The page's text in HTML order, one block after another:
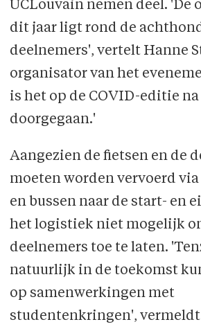
UCLouvain nemen deel. 'De
dit jaar ligt rond de
deelnemers', vertelt Hanne
organisator van het
is het op de COVID-editie
doorgegaan.'
Aangezien de fietsen en de
moeten worden vervoerd
en bussen naar de start- en
het logistiek niet mogelijk
deelnemers toe te laten.
natuurlijk in de toekomst
op samenwerkingen met
studentenkringen', vermeldt